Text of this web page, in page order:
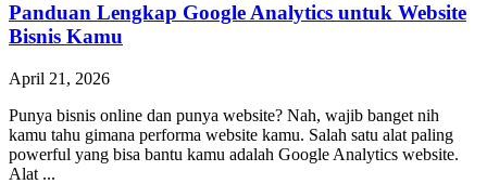
Panduan Lengkap Google Analytics untuk Website
Bisnis Kamu
April 21, 2026
Punya bisnis online dan punya website? Nah, wajib banget nih
kamu tahu gimana performa website kamu. Salah satu alat paling
powerful yang bisa bantu kamu adalah Google Analytics website.
Alat ...